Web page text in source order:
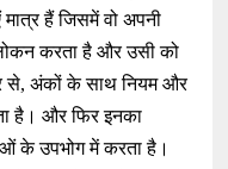
हैं जिसमें वो अपनी
करता है और उसी को
से, अंकों के साथ नियम और
है। और फिर इनका
के उपभोग में करता है।